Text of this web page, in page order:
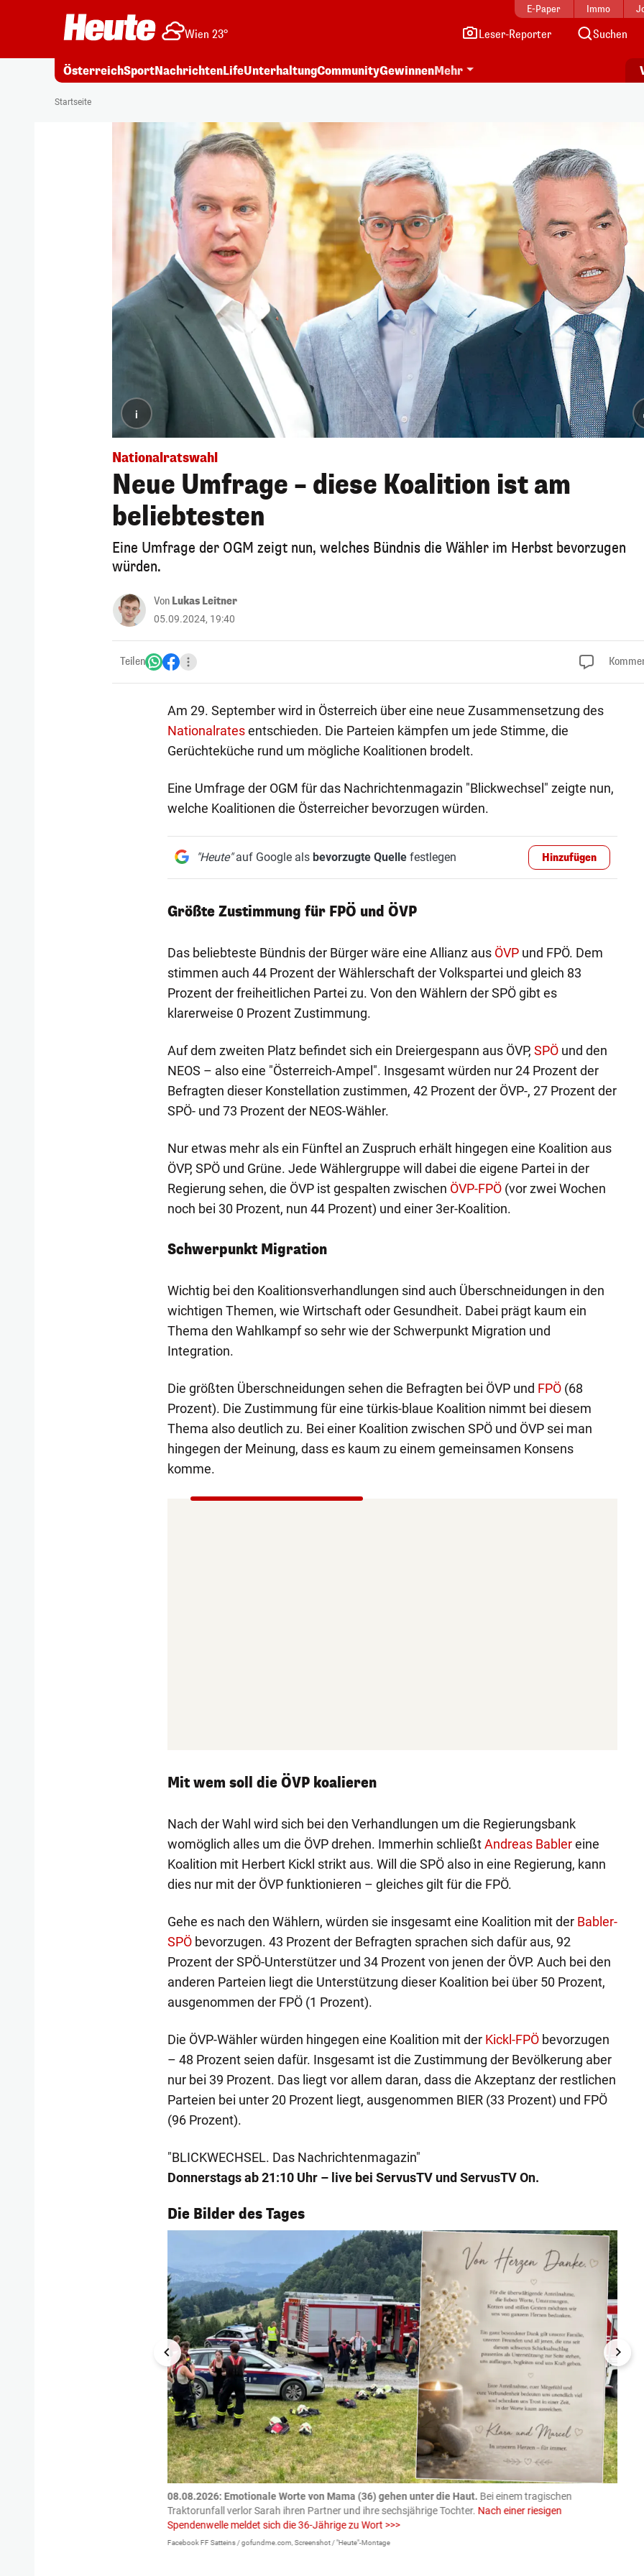
E-Paper Immo
Wien 23° Leser-Reporter Suchen
ÖsterreichSportNachrichtenLifeUnterhaltungCommunityGewinnenMehr
Startseite
i
Nationalratswahl
Neue Umfrage – diese Koalition ist am
beliebtesten
Eine Umfrage der OGM zeigt nun, welches Bündnis die Wähler im Herbst bevorzugen
würden.
Von Lukas Leitner
05.09.2024, 19:40
Teilen
Am 29. September wird in Österreich über eine neue Zusammensetzung des
Nationalratesentschieden. Die Parteien kämpfen um jede Stimme, die
Gerüchteküche rund um mögliche Koalitionen brodelt.
Eine Umfrage der OGM für das Nachrichtenmagazin "Blickwechsel" zeigte nun,
welche Koalitionen die Österreicher bevorzugen würden.
"Heute"auf Google als bevorzugte Quellefestlegen Hinzufügen
Größte Zustimmung für FPÖ und ÖVP
Das beliebteste Bündnis der Bürger wäre eine Allianz aus ÖVPund FPÖ. Dem
stimmen auch 44 Prozent der Wählerschaft der Volkspartei und gleich 83
Prozent der freiheitlichen Partei zu. Von den Wählern der SPÖ gibt es
klarerweise 0 Prozent Zustimmung.
Auf dem zweiten Platz befindet sich ein Dreiergespann aus ÖVP, SPÖund den
NEOS – also eine "Österreich-Ampel". Insgesamt würden nur 24 Prozent der
Befragten dieser Konstellation zustimmen, 42 Prozent der ÖVP-, 27 Prozent der
SPÖ- und 73 Prozent der NEOS-Wähler.
Nur etwas mehr als ein Fünftel an Zuspruch erhält hingegen eine Koalition aus
ÖVP, SPÖ und Grüne. Jede Wählergruppe will dabei die eigene Partei in der
Regierung sehen, die ÖVP ist gespalten zwischen ÖVP-FPÖ(vor zwei Wochen
noch bei 30 Prozent, nun 44 Prozent) und einer 3er-Koalition.
Schwerpunkt Migration
Wichtig bei den Koalitionsverhandlungen sind auch Überschneidungen in den
wichtigen Themen, wie Wirtschaft oder Gesundheit. Dabei prägt kaum ein
Thema den Wahlkampf so sehr wie der Schwerpunkt Migration und
Integration.
Die größten Überschneidungen sehen die Befragten bei ÖVP und FPÖ(68
Prozent). Die Zustimmung für eine türkis-blaue Koalition nimmt bei diesem
Thema also deutlich zu. Bei einer Koalition zwischen SPÖ und ÖVP sei man
hingegen der Meinung, dass es kaum zu einem gemeinsamen Konsens
komme.
Mit wem soll die ÖVP koalieren
Nach der Wahl wird sich bei den Verhandlungen um die Regierungsbank
womöglich alles um die ÖVP drehen. Immerhin schließtAndreas Bablereine
Koalition mit Herbert Kickl strikt aus. Will die SPÖ also in eine Regierung, kann
dies nur mit der ÖVP funktionieren – gleiches gilt für die FPÖ.
Gehe es nach den Wählern, würden sie insgesamt eine Koalition mit der Babler-
SPÖbevorzugen. 43 Prozent der Befragten sprachen sich dafür aus, 92
Prozent der SPÖ-Unterstützer und 34 Prozent von jenen der ÖVP. Auch bei den
anderen Parteien liegt die Unterstützung dieser Koalition bei über 50 Prozent,
ausgenommen der FPÖ (1 Prozent).
Die ÖVP-Wähler würden hingegen eine Koalition mit der Kickl-FPÖbevorzugen
– 48 Prozent seien dafür. Insgesamt ist die Zustimmung der Bevölkerung aber
nur bei 39 Prozent. Das liegt vor allem daran, dass die Akzeptanz der restlichen
Parteien bei unter 20 Prozent liegt, ausgenommen BIER (33 Prozent) und FPÖ
(96 Prozent).
"BLICKWECHSEL. Das Nachrichtenmagazin"
Donnerstags ab 21:10 Uhr – live bei ServusTV und ServusTV On.
Die Bilder des Tages
1/56
08.08.2026: Emotionale Worte von Mama (36) gehen unter die Haut. Bei einem tragischen
Traktorunfall verlor Sarah ihren Partner und ihre sechsjährige Tochter. Nach einer riesigen
Spendenwelle meldet sich die 36-Jährige zu Wort >>>
Facebook FF Satteins / gofundme.com, Screenshot / "Heute"-Montage